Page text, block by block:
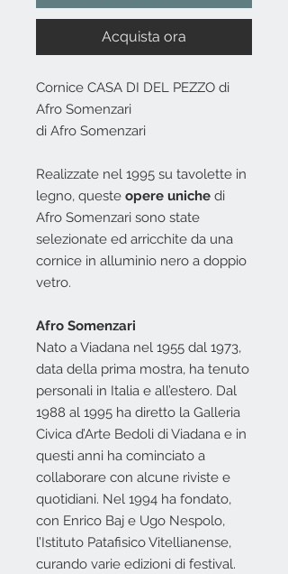
Acquista ora
Cornice CASA DI DEL PEZZO di
Afro Somenzari
di Afro Somenzari
Realizzate nel 1995 su tavolette in
legno, queste opere uniche di
Afro Somenzari sono state
selezionate ed arricchite da una
cornice in alluminio nero a doppio
vetro.
Afro Somenzari
Nato a Viadana nel 1955 dal 1973,
data della prima mostra, ha tenuto
personali in Italia e all’estero. Dal
1988 al 1995 ha diretto la Galleria
Civica d’Arte Bedoli di Viadana e in
questi anni ha cominciato a
collaborare con alcune riviste e
quotidiani. Nel 1994 ha fondato,
con Enrico Baj e Ugo Nespolo,
l’Istituto Patafisico Vitellianense,
curando varie edizioni di festival.